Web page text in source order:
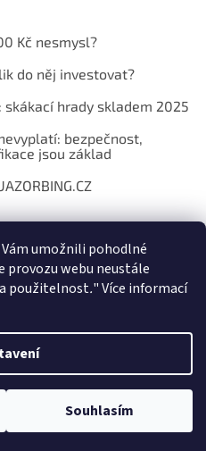
umožnili pohodlné
provozu webu neustále
použitelnost."Více informací
Souhlasím
Kč nesmysl?
do něj investovat?
hrady skladem 2025
bezpečnost,
jsou základ
. Všechna práva
nastavení cookies